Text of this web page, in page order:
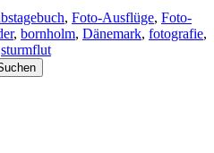
, Foto-Ausflüge, Foto-
, bornholm, Dänemark, fotografie,
sturmflut